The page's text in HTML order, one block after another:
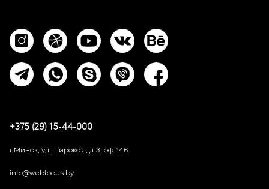
+375 (29) 15-44-000
г.Минск, ул.Широкая, д.3, оф.146
info@webfocus.by